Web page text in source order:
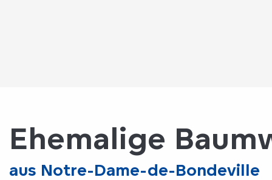
Ehemalige
aus Notre-Dame-de-Bondeville